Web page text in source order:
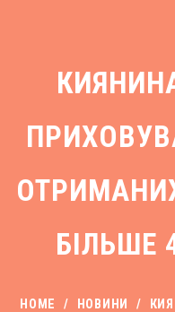
БІЛЬШЕ
HOME / НОВИНИ /